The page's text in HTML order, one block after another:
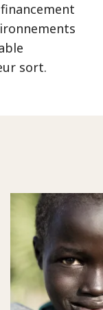
sort.